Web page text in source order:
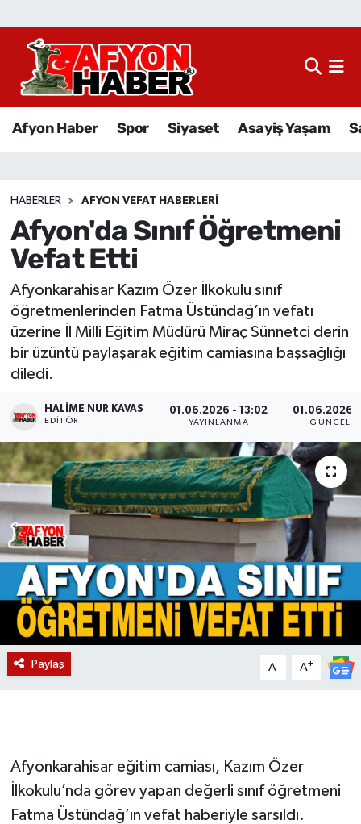
Afyon Haber Spor Siyaset Asayiş Yaşam
HABERLER AFYON VEFAT HABERLERI
Afyon'da Sınıf Öğretmeni
Vefat Etti
Afyonkarahisar Kazım Özer İlkokulu sınıf
öğretmenlerinden Fatma Üstündağ’ın vefatı
üzerine İl Milli Eğitim Müdürü Miraç Sünnetci derin
bir üzüntü paylaşarak eğitim camiasına başsağlığı
diledi.
HALIME NUR KAVAS
EDITÖR
01.06.2026 - 13:02
YAYINLANMA
01.06.2026
Paylaş A- A+
Afyonkarahisar eğitim camiası, Kazım Özer
İlkokulu’nda görev yapan değerli sınıf öğretmeni
Fatma Üstündağ’ın vefat haberiyle sarsıldı.
Afyon Haber
Sağlık
Eğitim
Sivil Toplum
Ekonomi